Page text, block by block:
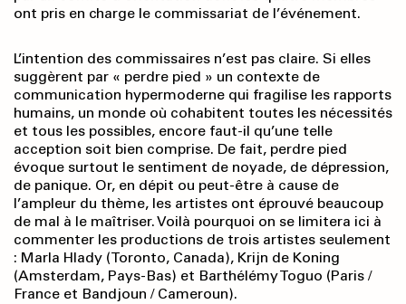
ont pris en charge le commissariat de l’événement.
L’intention des commissaires n’est pas claire. Si elles
suggèrent par « perdre pied » un contexte de
communication hypermoderne qui fragilise les rapports
humains, un monde où cohabitent toutes les nécessités
et tous les possibles, encore faut-il qu’une telle
acception soit bien comprise. De fait, perdre pied
évoque surtout le sentiment de noyade, de dépression,
de panique. Or, en dépit ou peut-être à cause de
l’ampleur du thème, les artistes ont éprouvé beaucoup
de mal à le maîtriser. Voilà pourquoi on se limitera ici à
commenter les productions de trois artistes seulement
: Marla Hlady (Toronto, Canada), Krijn de Koning
(Amsterdam, Pays-Bas) et Barthélémy Toguo (Paris /
France et Bandjoun / Cameroun).